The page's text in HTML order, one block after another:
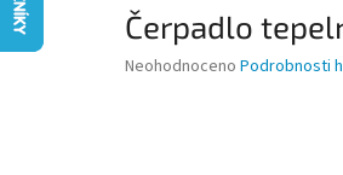
Čerpadlo
Průměrné hodnocení
Neohodnoceno Podrobnosti